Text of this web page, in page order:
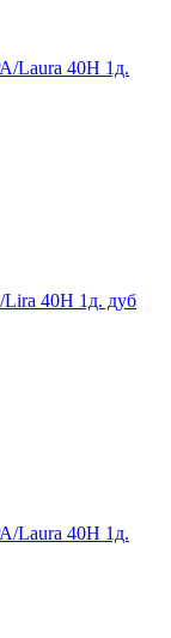
Laura 40Н 1д.
40Н 1д. дуб
Laura 40Н 1д.